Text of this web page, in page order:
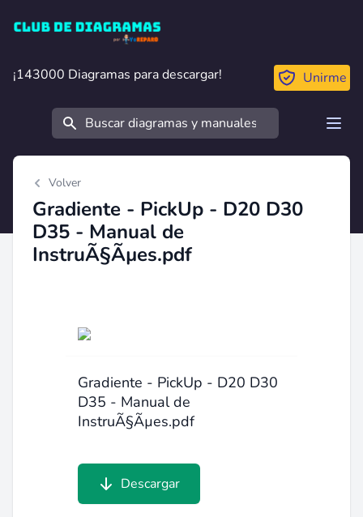
Club de Diagramas
¡143000 Diagramas para descargar!
¡143000 Diagramas para descargar! Unirme
Buscar
Volver
Gradiente - PickUp - D20 D30
D35 - Manual de
InstruÃ§Ãµes.pdf
Gradiente - PickUp - D20 D30
D35 - Manual de
InstruÃ§Ãµes.pdf
Descargar